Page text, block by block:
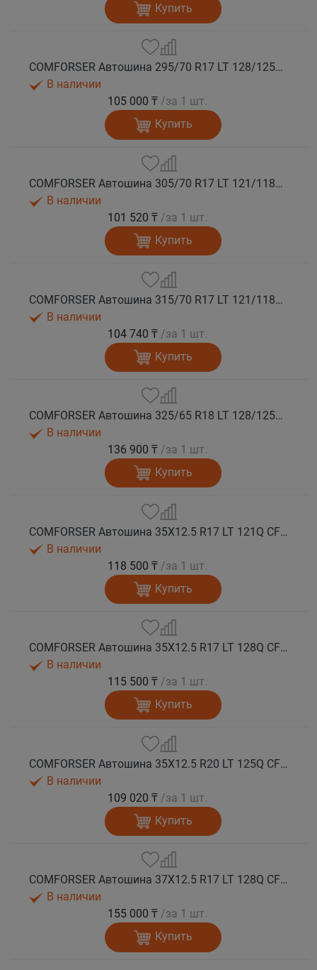
Купить
COMFORSER Автошина 295/70 R17 LT 128/125Q CF9000 R/T RWL 10PR лето
В наличии
105 000 ₸ /за 1 шт.
Купить
COMFORSER Автошина 305/70 R17 LT 121/118Q CF9000 R/T RWL 10PR лето
В наличии
101 520 ₸ /за 1 шт.
Купить
COMFORSER Автошина 315/70 R17 LT 121/118Q CF9000 R/T RWL 10PR лето
В наличии
104 740 ₸ /за 1 шт.
Купить
COMFORSER Автошина 325/65 R18 LT 128/125Q CF9000 R/T RWL 12PR лето
В наличии
136 900 ₸ /за 1 шт.
Купить
COMFORSER Автошина 35X12.5 R17 LT 121Q CF9000 R/T RWL 10PR лето
В наличии
118 500 ₸ /за 1 шт.
Купить
COMFORSER Автошина 35X12.5 R17 LT 128Q CF9000 R/T RWL 12PR лето
В наличии
115 500 ₸ /за 1 шт.
Купить
COMFORSER Автошина 35X12.5 R20 LT 125Q CF9000 R/T RWL 12PR лето
В наличии
109 020 ₸ /за 1 шт.
Купить
COMFORSER Автошина 37X12.5 R17 LT 128Q CF9000 R/T RWL 12PR лето
В наличии
155 000 ₸ /за 1 шт.
Купить